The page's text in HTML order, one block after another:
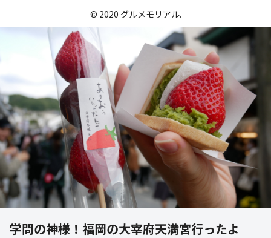
© 2020 グルメモリアル.
学問の神様！福岡の大宰府天満宮行ったよ